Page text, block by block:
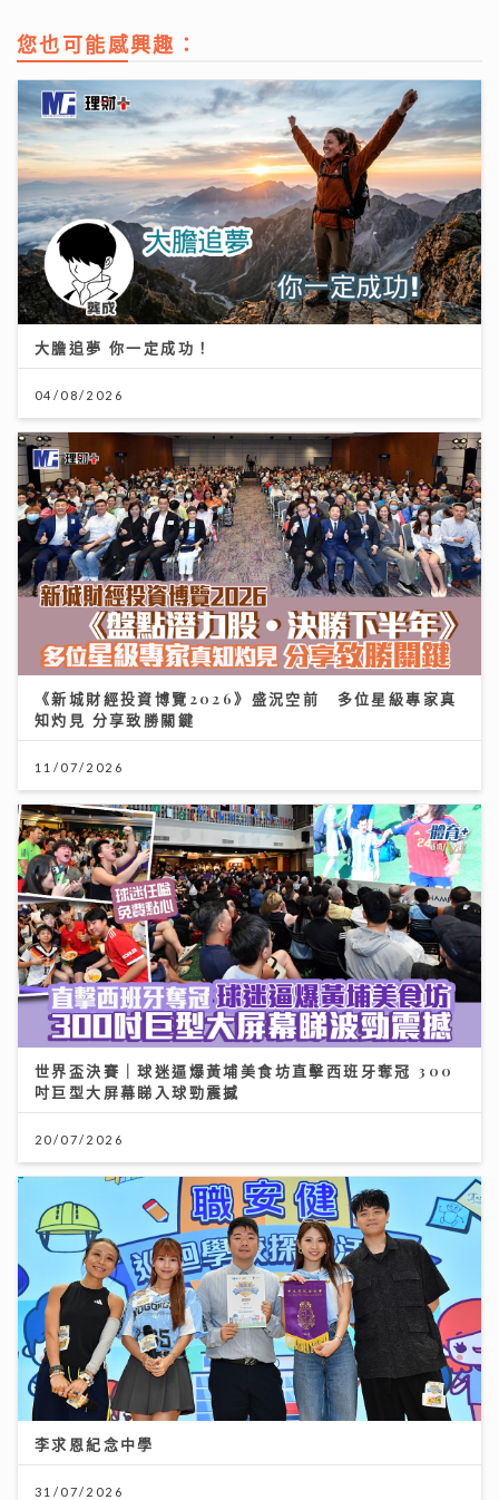
您也可能感興趣：
大膽追夢 你一定成功！
04/08/2026
《新城財經投資博覽2026》盛況空前 多位星級專家真
知灼見 分享致勝關鍵
11/07/2026
世界盃決賽｜球迷逼爆黃埔美食坊直擊西班牙奪冠 300
吋巨型大屏幕睇入球勁震撼
20/07/2026
李求恩紀念中學
31/07/2026